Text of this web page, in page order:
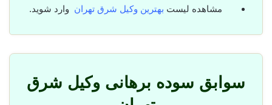
مشاهده لیست بهترین وکیل شرق تهران وارد شوید.
سوابق سوده برهانی وکیل شرق